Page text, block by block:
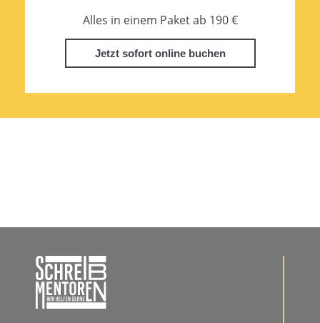
Alles in einem Paket ab 190 €
Jetzt sofort online buchen